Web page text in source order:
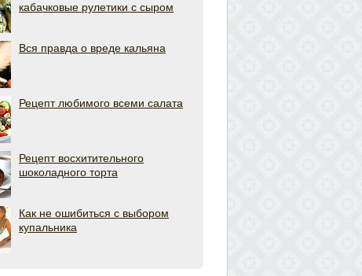
кабачковые рулетики с сыром
Вся правда о вреде кальяна
Рецепт любимого всеми салата
Рецепт восхитительного
шоколадного торта
Как не ошибиться с выбором
купальника